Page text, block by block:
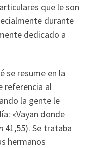
que le son
durante
dedicado a
se resume en la
referencia al
la gente le
«Vayan donde
41,55). Se trataba
hermanos